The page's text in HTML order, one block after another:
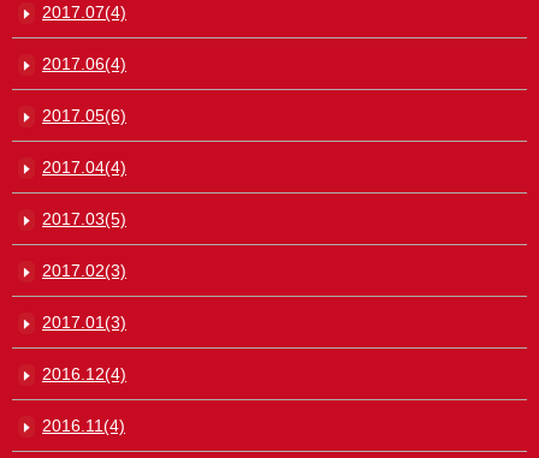
2017.07(4)
2017.06(4)
2017.05(6)
2017.04(4)
2017.03(5)
2017.02(3)
2017.01(3)
2016.12(4)
2016.11(4)